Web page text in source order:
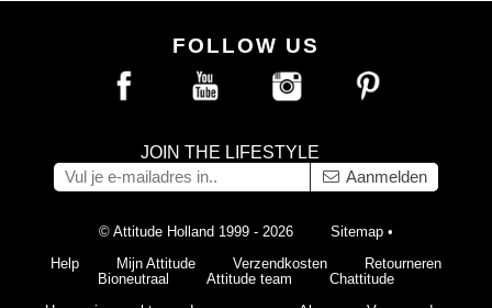
FOLLOW US
JOIN THE LIFESTYLE
Aanmelden
© Attitude Holland 1999 - 2026 Sitemap •
Help
Mijn Attitude Verzendkosten
Retourneren
Bioneutraal
Attitude team
Chattitude